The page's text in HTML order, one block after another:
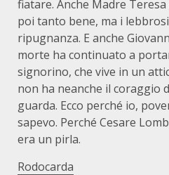
fiatare. Anche Madre
poi tanto bene, ma i
ripugnanza. E anche
morte ha continuato a
signorino, che vive in un
non ha neanche il coraggio
guarda. Ecco perché io,
sapevo. Perché Cesare
era un pirla.
Rodocarda